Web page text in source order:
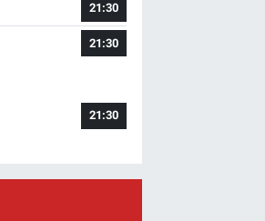
21:30
21:30
21:30